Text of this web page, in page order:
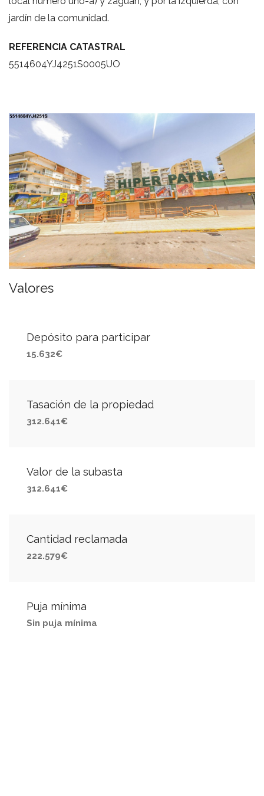
jardín de la comunidad.
REFERENCIA CATASTRAL
5514604YJ4251S0005UO
Valores
Depósito para participar
15.632€
Tasación de la propiedad
312.641€
Valor de la subasta
312.641€
Cantidad reclamada
222.579€
Puja mínima
Sin puja mínima